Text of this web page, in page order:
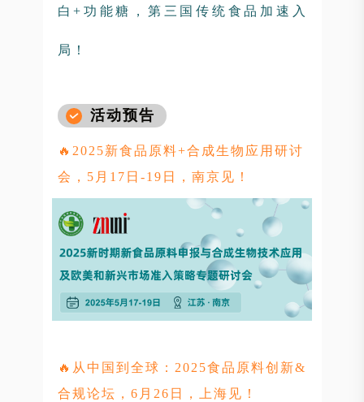
白+功能糖，第三国传统食品加速入
局！
活动预告
🔥2025新食品原料+合成生物应用研讨
会，5月17日-19日，南京见！
🔥从中国到全球：2025食品原料创新&
合规论坛，6月26日，上海见！